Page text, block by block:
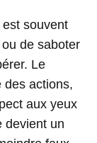
est souvent
de saboter
Le
des actions,
aux yeux
devient un